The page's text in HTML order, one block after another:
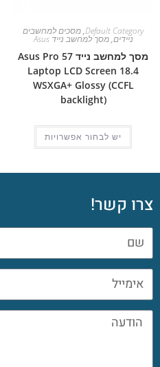
Default Category
,מסכים למחשבים
ניידים,מסך למחשב נייד Asus
מסך למחשב נייד Asus Pro 57
Laptop LCD Screen 18.4
WSXGA+ Glossy (CCFL
backlight)
יש לבחור אפשרויות
צרו קשר!